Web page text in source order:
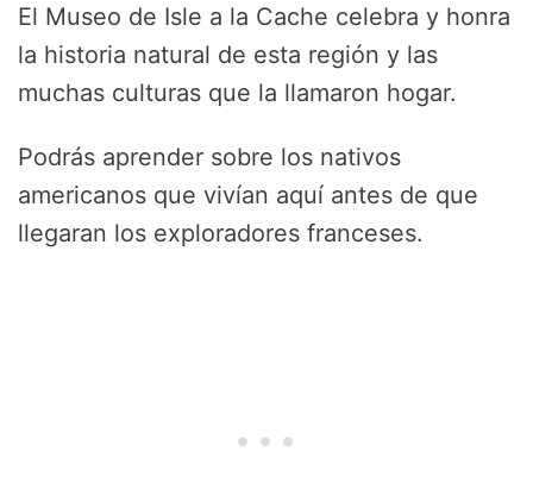
El Museo de Isle a la Cache celebra y honra
la historia natural de esta región y las
muchas culturas que la llamaron hogar.
Podrás aprender sobre los nativos
americanos que vivían aquí antes de que
llegaran los exploradores franceses.